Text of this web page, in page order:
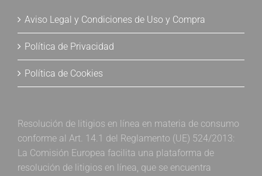
Aviso Legal y Condiciones de Uso y Compra
Política de Privacidad
Política de Cookies
Resolución de litigios en línea en materia de consumo
conforme al Art. 14.1 del Reglamento (UE) 524/2013:
La Comisión Europea facilita una plataforma de
resolución de litigios en línea, que se encuentra